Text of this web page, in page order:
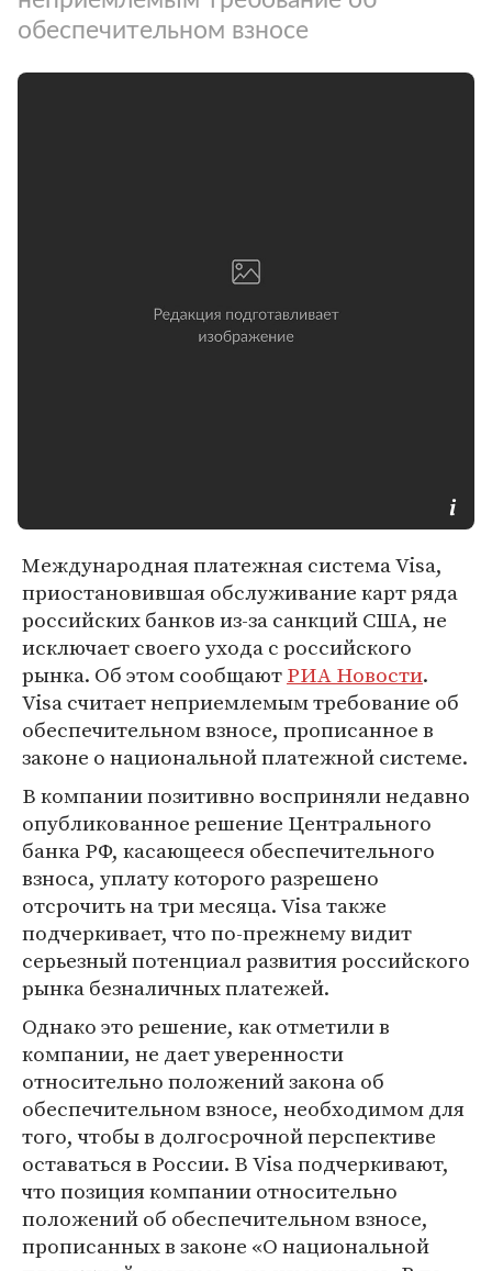
обеспечительном взносе
Международная платежная система Visa,
приостановившая обслуживание карт ряда
российских банков из-за санкций США, не
исключает своего ухода с российского
рынка. Об этом сообщаютРИА Новости.
Visa считает неприемлемым требование об
обеспечительном взносе, прописанное в
законе о национальной платежной системе.
В компании позитивно восприняли недавно
опубликованное решение Центрального
банка РФ, касающееся обеспечительного
взноса, уплату которого разрешено
отсрочить на три месяца. Visa также
подчеркивает, что по-прежнему видит
серьезный потенциал развития российского
рынка безналичных платежей.
Однако это решение, как отметили в
компании, не дает уверенности
относительно положений закона об
обеспечительном взносе, необходимом для
того, чтобы в долгосрочной перспективе
оставаться в России. В Visa подчеркивают,
что позиция компании относительно
положений об обеспечительном взносе,
прописанных в законе «О национальной